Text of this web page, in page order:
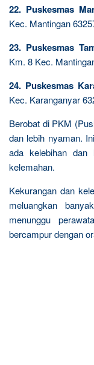
22. Puskesmas
Kec. Mantingan
23. Puskesmas
Km. 8 Kec.
24. Puskesmas
Kec. Karanganyar
Berobat di PKM
dan lebih nyaman.
ada kelebihan dan
kelemahan.
Kekurangan dan
meluangkan
menunggu
bercampur dengan